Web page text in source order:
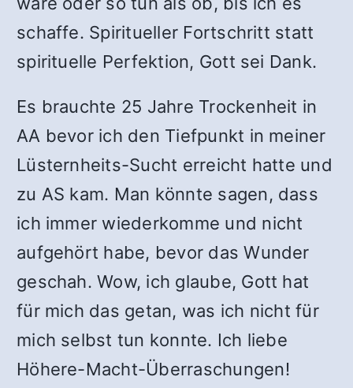
schaffe. Spiritueller Fortschritt statt
spirituelle Perfektion, Gott sei Dank.
Es brauchte 25 Jahre Trockenheit in
AA bevor ich den Tiefpunkt in meiner
Lüsternheits-Sucht erreicht hatte und
zu AS kam. Man könnte sagen, dass
ich immer wiederkomme und nicht
aufgehört habe, bevor das Wunder
geschah. Wow, ich glaube, Gott hat
für mich das getan, was ich nicht für
mich selbst tun konnte. Ich liebe
Höhere-Macht-Überraschungen!